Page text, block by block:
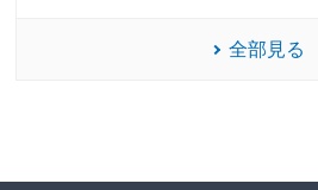
全部見る